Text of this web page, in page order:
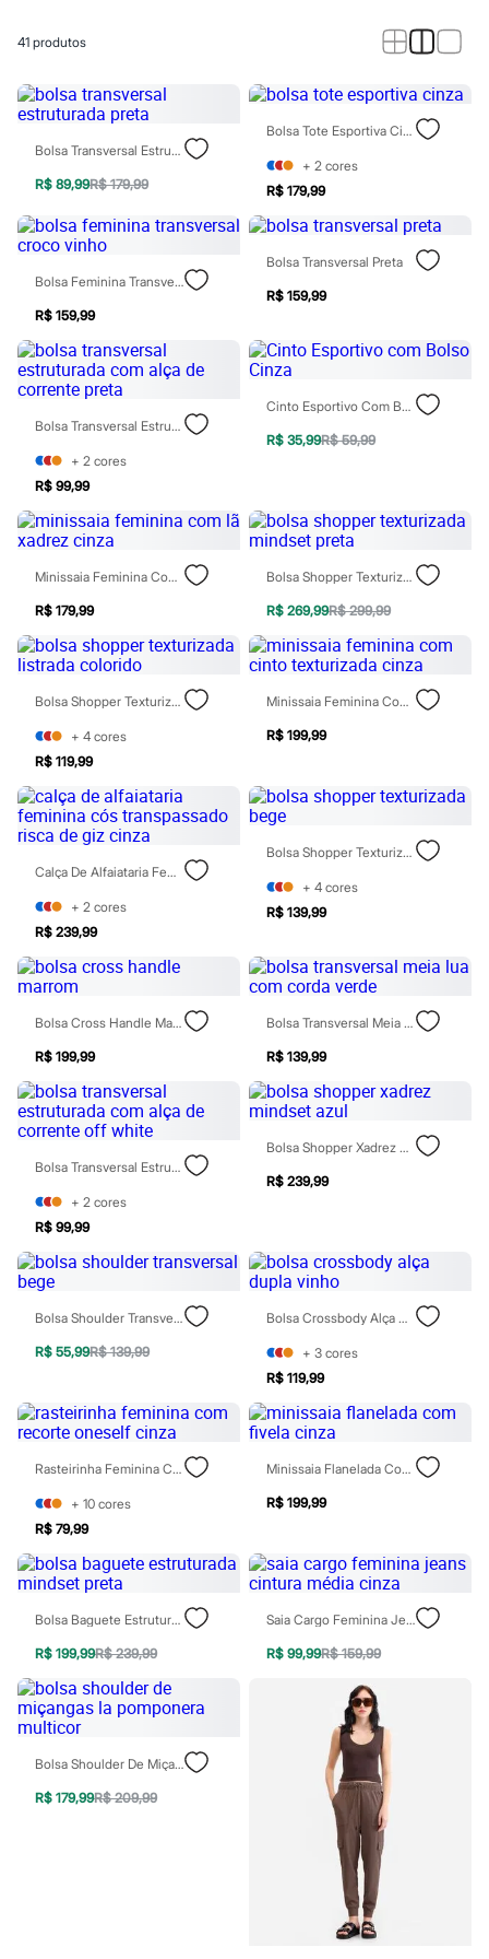
Básicos
Casacos e Jaquetas
Jeans
Macacões
Saias
Shorts e Bermudas
Vestidos
Bolsas
Bonés e Chapéus
Bijoux
Cintos
Relógios
Calçados
Botas
Chinelos
Rasteirinhas
Sandálias
Sapatilhas
Tênis
Marcas
City
Clock House
Mindset
Sawary
Yessica
Acessórios
Blusas
Calçados
Leggings
Shorts e Bermudas
Tops
Moda íntima
Calcinhas
Cintas e Modeladores
Meias
Pijamas
Sutiãs e Tops
Moda praia
Biquínis
Saídas de praia
Personagens
Blusas e Camisetas
Calças
Jeans
Moda esportiva
Shorts e Saias
Vestidos
Masculino
Em alta
Dia dos Pais
Inverno
Roupas
Bermudas
Calças
Camisetas e Regatas
Jeans
Polos
Acessórios
Chapéus e Bonés
Cintos
Carteiras
Óculos
Relógios
Calçados
Botas
Chinelos
Sapatos
Sandálias e Papetes
Tênis
Moda esportiva
Bermudas
Camisetas
Calças
Calçados
Regatas
Moda íntima
Cuecas
Meias
41 produtos
Bolsa Transversal Estruturada Preta
R$ 89,99R$ 179,99
Bolsa Tote Esportiva Cinza
+ 2 cores
R$ 179,99
Bolsa Feminina Transversal Croco Vinho
R$ 159,99
Bolsa Transversal Preta
R$ 159,99
Bolsa Transversal Estruturada Com Alça De Corrente Preta
+ 2 cores
R$ 99,99
Cinto Esportivo Com Bolso Cinza
R$ 35,99R$ 59,99
Minissaia Feminina Com Lã Xadrez Cinza
R$ 179,99
Bolsa Shopper Texturizada Mindset Preta
R$ 269,99R$ 299,99
Bolsa Shopper Texturizada Listrada Colorido
+ 4 cores
R$ 119,99
Minissaia Feminina Com Cinto Texturizada Cinza
R$ 199,99
Calça De Alfaiataria Feminina Cós Transpassado Risca De Giz Cinza
+ 2 cores
R$ 239,99
Bolsa Shopper Texturizada Bege
+ 4 cores
R$ 139,99
Bolsa Cross Handle Marrom
R$ 199,99
Bolsa Transversal Meia Lua Com Corda Verde
R$ 139,99
Bolsa Transversal Estruturada Com Alça De Corrente Off White
+ 2 cores
R$ 99,99
Bolsa Shopper Xadrez Mindset Azul
R$ 239,99
Bolsa Shoulder Transversal Bege
R$ 55,99R$ 139,99
Bolsa Crossbody Alça Dupla Vinho
+ 3 cores
R$ 119,99
Rasteirinha Feminina Com Recorte Oneself Cinza
+ 10 cores
R$ 79,99
Minissaia Flanelada Com Fivela Cinza
R$ 199,99
Bolsa Baguete Estruturada Mindset Preta
R$ 199,99R$ 239,99
Saia Cargo Feminina Jeans Cintura Média Cinza
R$ 99,99R$ 159,99
Bolsa Shoulder De Miçangas La Pomponera Multicor
R$ 179,99R$ 209,99